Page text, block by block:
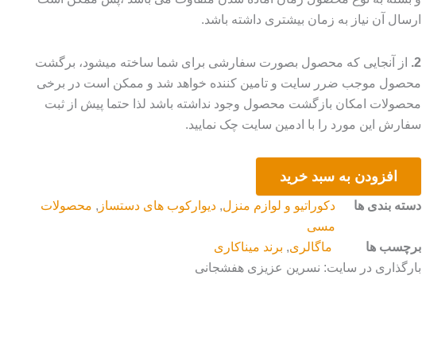
ارسال آن نیاز به زمان بیشتری داشته باشد.
2.
از آنجایی که محصول بصورت سفارشی برای شما ساخته میشود، برگشت
محصول موجب ضرر سایت و تامین کننده خواهد شد و ممکن است در برخی
محصولات امکان بازگشت محصول وجود نداشته باشد لذا حتما پیش از ثبت
سفارش این مورد را با ادمین سایت چک نمایید.
بیست
سانتی
افزودن به سبد خرید
دسته بندی ها دکوراتیو و لوازم منزل,دیوارکوب های دستساز , محصولات
مسی
برچسب ها
ماگالری, برند میناکاری
بارگذاری در سایت: نسرین عزیزی هفشجانی